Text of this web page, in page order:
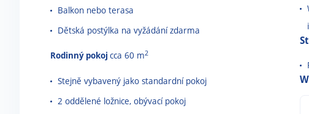
Balkon nebo terasa
Dětská postýlka na vyžádání zdarma
Rodinný pokoj cca 60 m2
Stejně vybavený jako standardní pokoj
2 oddělené ložnice, obývací pokoj